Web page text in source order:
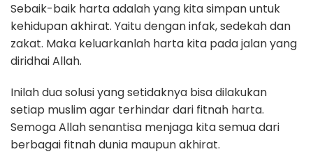
Sebaik-baik harta adalah yang kita simpan untuk
kehidupan akhirat. Yaitu dengan infak, sedekah dan
zakat. Maka keluarkanlah harta kita pada jalan yang
diridhai Allah.
Inilah dua solusi yang setidaknya bisa dilakukan
setiap muslim agar terhindar dari fitnah harta.
Semoga Allah senantisa menjaga kita semua dari
berbagai fitnah dunia maupun akhirat.